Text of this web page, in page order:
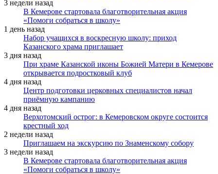
3 недели назад
В Кемерове стартовала благотворительная акция
«Помоги собраться в школу»
1 день назад
Набор учащихся в воскресную школу: приход
Казанского храма приглашает
3 дня назад
При храме Казанской иконы Божией Матери в Кемерове
открывается подростковый клуб
4 дня назад
Центр подготовки церковных специалистов начал
приёмную кампанию
4 дня назад
Верхотомский острог: в Кемеровском округе состоится
крестный ход
2 недели назад
Приглашаем на экскурсию по Знаменскому собору
3 недели назад
В Кемерове стартовала благотворительная акция
«Помоги собраться в школу»